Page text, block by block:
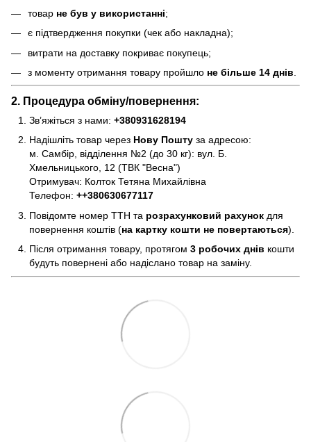
товар не був у використанні;
є підтвердження покупки (чек або накладна);
витрати на доставку покриває покупець;
з моменту отримання товару пройшло не більше 14 днів
2. Процедура обміну/повернення:
Зв’яжіться з нами: +380931628194
Надішліть товар через Нову Пошту за адресою:
м. Самбір, відділення №2 (до 30 кг): вул. Б.
Хмельницького, 12 (ТВК "Весна")
Отримувач: Колток Тетяна Михайлівна
Телефон: ++380630677117
Повідомте номер ТТН та розрахунковий рахунок для
повернення коштів (на картку кошти не повертаються).
Після отримання товару, протягом 3 робочих днів кошти
будуть повернені або надіслано товар на заміну.